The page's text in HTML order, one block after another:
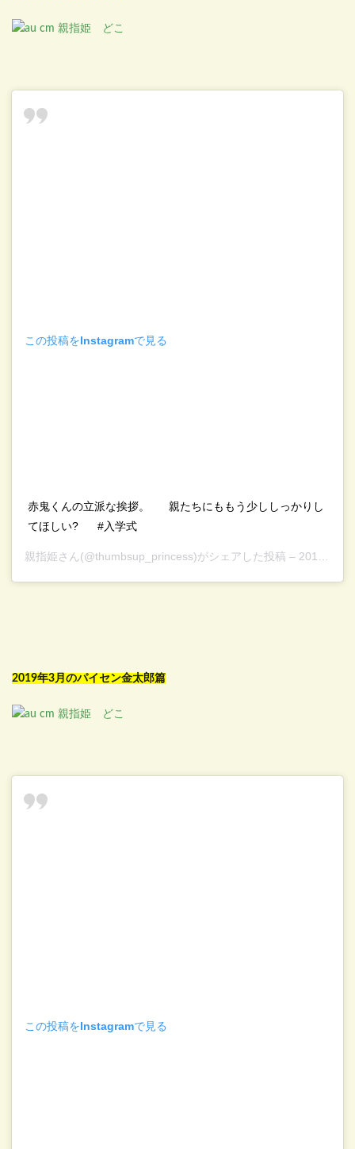
この投稿をInstagramで見る
赤鬼くんの立派な挨拶。⠀⠀ 親たちにももう少ししっかりし
てほしい?⠀⠀ #入学式
親指姫さん(@thumbsup_princess)がシェアした投稿 – 2018年 2月月2日午前12時01分PST
2019年3月のパイセン金太郎篇
この投稿をInstagramで見る